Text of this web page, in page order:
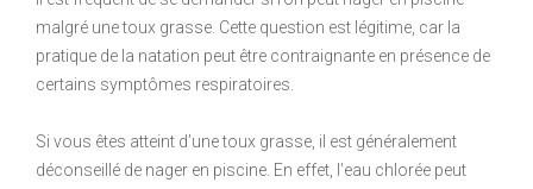
malgré une toux grasse. Cette question est légitime, car la
pratique de la natation peut être contraignante en présence de
certains symptômes respiratoires.
Si vous êtes atteint d’une toux grasse, il est généralement
déconseillé de nager en piscine. En effet, l’eau chlorée peut